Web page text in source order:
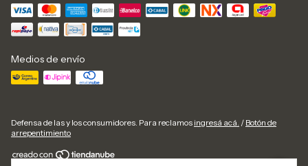
Medios de envío
Defensa de las y los consumidores. Para reclamos ingresá acá. / Botón de
arrepentimiento